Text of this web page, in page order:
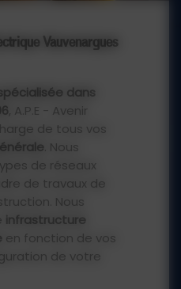
Vauvenargues
dans
, A.P.E - Avenir
de tous vos
. Nous
de réseaux
de travaux de
Nous
infrastructure
en fonction de vos
de votre